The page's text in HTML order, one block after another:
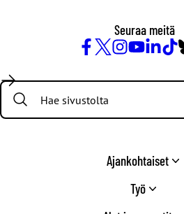
Seuraa meitä
/
Twitter
Search:
Ajankohtaiset
Työ